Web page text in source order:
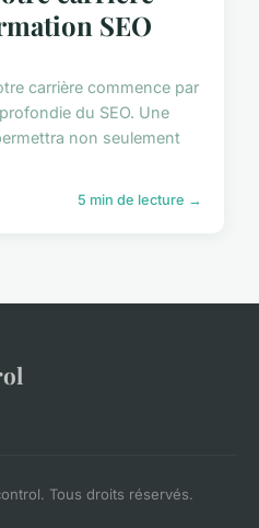
SEO
carrière commence par
du SEO. Une
non seulement
5 min de lecture →
Tous droits réservés.